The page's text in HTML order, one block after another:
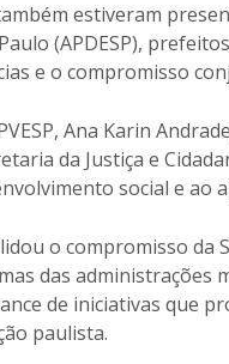
estiveram
(APDESP),
e o compromisso
Ana Karin
da Justiça e
social e ao
o compromisso da
das administrações
de iniciativas que
paulista.